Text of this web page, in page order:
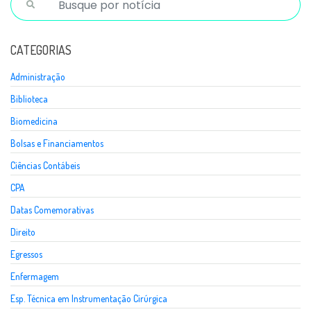
CATEGORIAS
Administração
Biblioteca
Biomedicina
Bolsas e Financiamentos
Ciências Contábeis
CPA
Datas Comemorativas
Direito
Egressos
Enfermagem
Esp. Técnica em Instrumentação Cirúrgica